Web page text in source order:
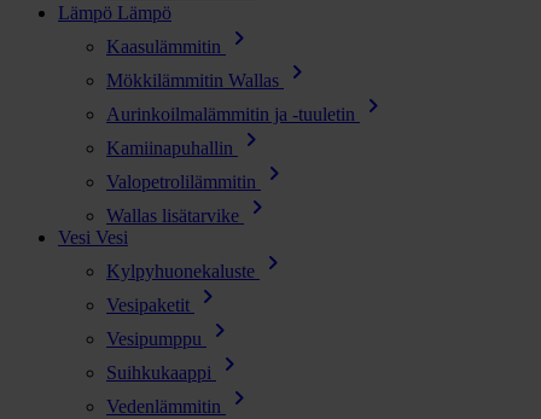
Lämpö Lämpö
Kaasulämmitin
chevron_right
Mökkilämmitin Wallas chevron_right
Aurinkoilmalämmitin ja -tuuletin chevron_right
Kamiinapuhallin chevron_right
Valopetrolilämmitin chevron_right
Wallas lisätarvike chevron_right
Vesi Vesi
Kylpyhuonekaluste
chevron_right
Vesipaketit chevron_right
Vesipumppu chevron_right
Suihkukaappi chevron_right
Vedenlämmitin chevron_right